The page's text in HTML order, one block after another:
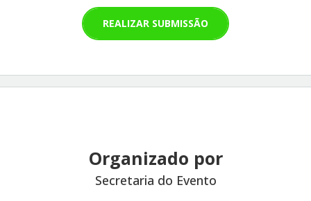
REALIZAR SUBMISSÃO
Organizado por
Secretaria do Evento